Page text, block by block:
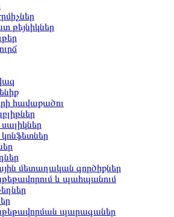
թեյնիկներ
հավաքածու
մետաղական գործիքներ
և պահպանում
պարագաներ